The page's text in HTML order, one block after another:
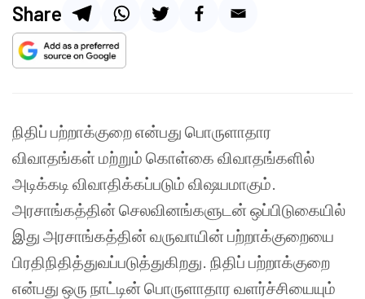
Share
நிதிப் பற்றாக்குறை என்பது பொருளாதார
விவாதங்கள் மற்றும் கொள்கை விவாதங்களில்
அடிக்கடி விவாதிக்கப்படும் விஷயமாகும்.
அரசாங்கத்தின் செலவினங்களுடன் ஒப்பிடுகையில்
இது அரசாங்கத்தின் வருவாயின் பற்றாக்குறையை
பிரதிநிதித்துவப்படுத்துகிறது. நிதிப் பற்றாக்குறை
என்பது ஒரு நாட்டின் பொருளாதார வளர்ச்சியையும்